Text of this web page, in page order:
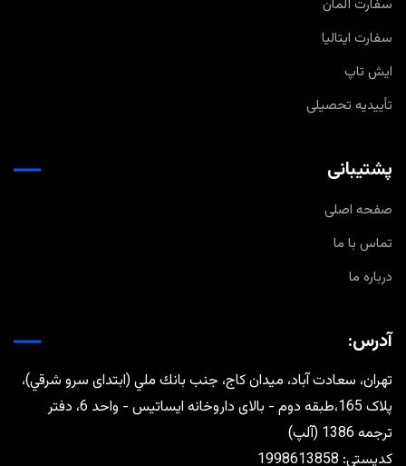
سفارت آلمان
سفارت ایتالیا
ایش تاپ
تأییدیه تحصیلی
پشتیبانی
صفحه اصلی
تماس با ما
درباره ما
آدرس:
تهران، سعادت آباد، ميدان كاج، جنب بانك ملي (ابتدای سرو شرقي)،
پلاک 165،طبقه دوم - بالای داروخانه ایساتیس - واحد 6، دفتر
ترجمه 1386 (آلپ)
كدپستي: 1998613858